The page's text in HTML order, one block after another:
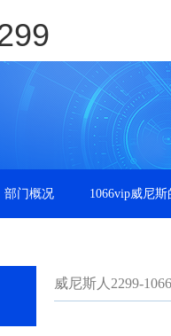
部门概况 1066vip威尼
威尼斯人2299-